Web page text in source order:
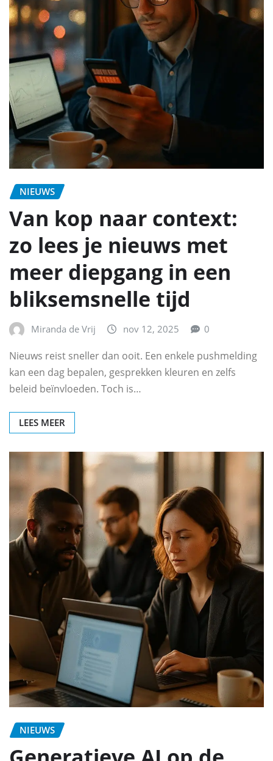
NIEUWS
Van kop naar context:
zo lees je nieuws met
meer diepgang in een
bliksemsnelle tijd
Miranda de Vrij nov 12, 2025 0
Nieuws reist sneller dan ooit. Een enkele pushmelding
kan een dag bepalen, gesprekken kleuren en zelfs
beleid beïnvloeden. Toch is…
LEES MEER
NIEUWS